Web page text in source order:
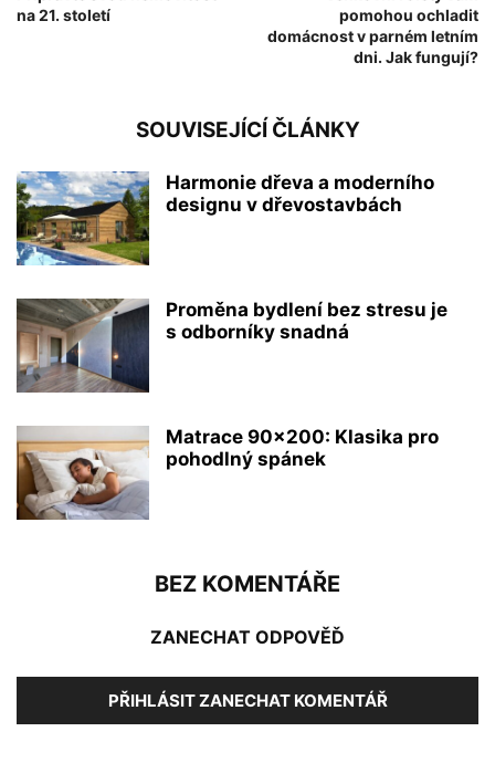
na 21. století
pomohou ochladit
domácnost v parném letním
dni. Jak fungují?
SOUVISEJÍCÍ ČLÁNKY
Harmonie dřeva a moderního
designu v dřevostavbách
Proměna bydlení bez stresu je
s odborníky snadná
Matrace 90×200: Klasika pro
pohodlný spánek
BEZ KOMENTÁŘE
ZANECHAT ODPOVĚĎ
PŘIHLÁSIT ZANECHAT KOMENTÁŘ